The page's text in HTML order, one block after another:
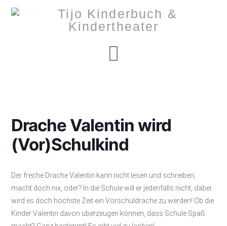
Drache Valentin wird
(Vor)Schulkind
Der freche Drache Valentin kann nicht lesen und schreiben,
macht doch nix, oder? In die Schule will er jedenfalls nicht, dabei
wird es doch höchste Zeit ein Vorschuldrache zu werden! Ob die
Kinder Valentin davon überzeugen können, dass Schule Spaß